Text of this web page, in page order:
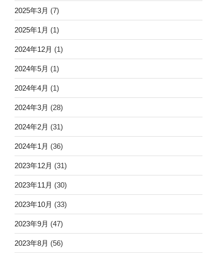
2025年3月 (7)
2025年1月 (1)
2024年12月 (1)
2024年5月 (1)
2024年4月 (1)
2024年3月 (28)
2024年2月 (31)
2024年1月 (36)
2023年12月 (31)
2023年11月 (30)
2023年10月 (33)
2023年9月 (47)
2023年8月 (56)